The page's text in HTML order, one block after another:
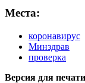
Места:
коронавирус
Минздрав
проверка
Версия для